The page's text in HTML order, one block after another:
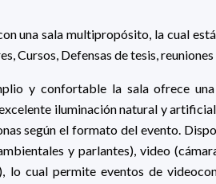
una sala multipropósito, la cual
Cursos, Defensas de tesis,
y confortable la sala ofrece
iluminación natural y
según el formato del evento.
y parlantes), video
lo cual permite eventos de